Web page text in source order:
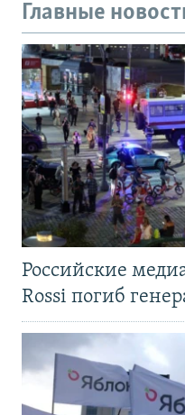
Главные
Российские
Rossi погиб